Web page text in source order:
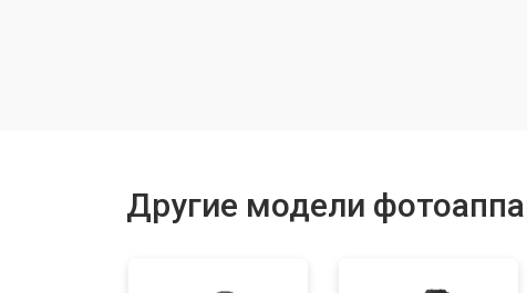
Другие модели